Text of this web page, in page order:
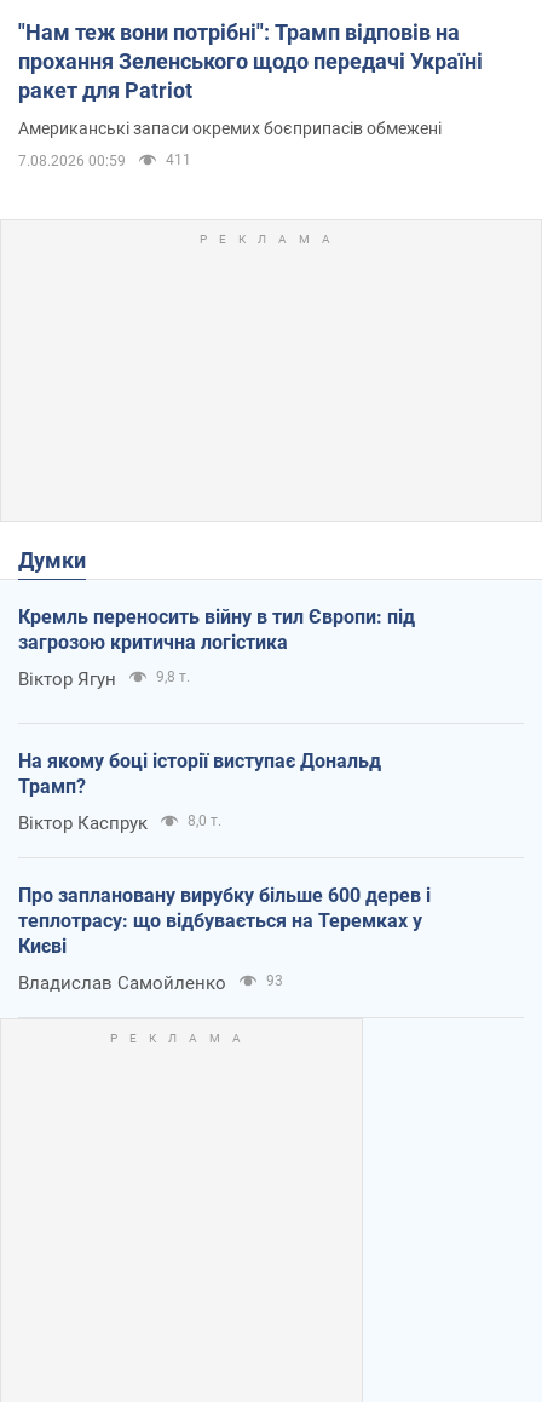
"Нам теж вони потрібні": Трамп відповів на
прохання Зеленського щодо передачі Україні
ракет для Patriot
Американські запаси окремих боєприпасів обмежені
7.08.2026 00:59 411
Думки
Кремль переносить війну в тил Європи: під
загрозою критична логістика
Віктор Ягун 9,8 т.
На якому боці історії виступає Дональд
Трамп?
Віктор Каспрук 8,0 т.
Про заплановану вирубку більше 600 дерев і
теплотрасу: що відбувається на Теремках у
Києві
Владислав Самойленко 93